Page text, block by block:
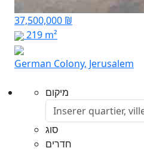
37,500,000 ₪
219 m²
German Colony, Jerusalem
מיקום
סוג
חדרים